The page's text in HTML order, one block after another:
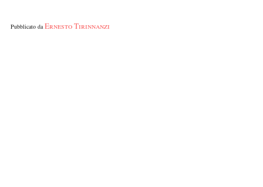
Pubblicato daErnesto Tirinnanzi